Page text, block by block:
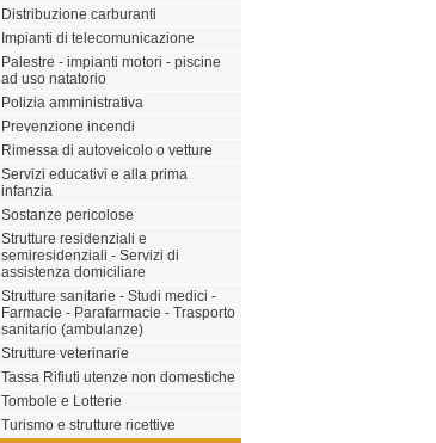
Distribuzione carburanti
Impianti di telecomunicazione
Palestre - impianti motori - piscine
ad uso natatorio
Polizia amministrativa
Prevenzione incendi
Rimessa di autoveicolo o vetture
Servizi educativi e alla prima
infanzia
Sostanze pericolose
Strutture residenziali e
semiresidenziali - Servizi di
assistenza domiciliare
Strutture sanitarie - Studi medici -
Farmacie - Parafarmacie - Trasporto
sanitario (ambulanze)
Strutture veterinarie
Tassa Rifiuti utenze non domestiche
Tombole e Lotterie
Turismo e strutture ricettive